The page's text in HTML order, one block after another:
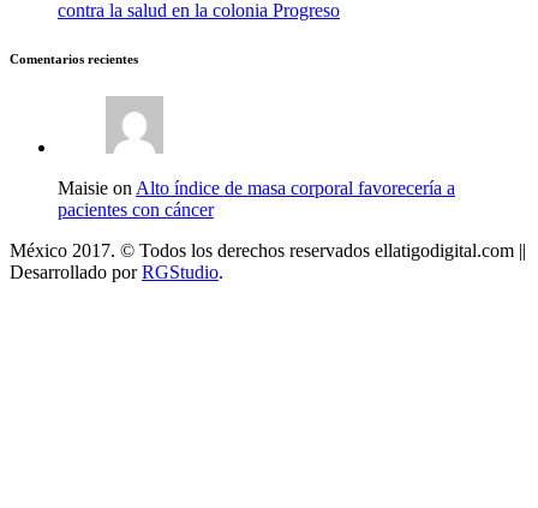
contra la salud en la colonia Progreso
Comentarios recientes
Maisie on Alto índice de masa corporal favorecería a
pacientes con cáncer
México 2017. © Todos los derechos reservados ellatigodigital.com ||
Desarrollado porRGStudio.